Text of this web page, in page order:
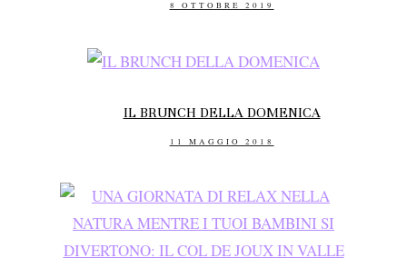
POSTED
8 OTTOBRE 2019
IL BRUNCH DELLA DOMENICA
POSTED
11 MAGGIO 2018